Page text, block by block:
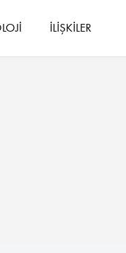
İLİŞKİLER